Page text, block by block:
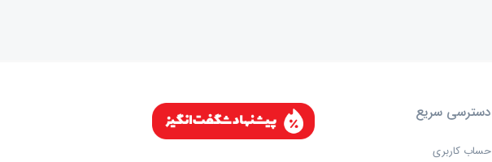
دسترسی سریع
حساب کاربری